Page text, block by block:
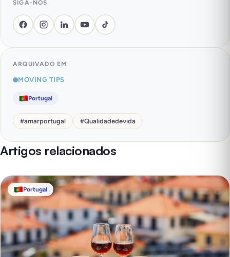
SIGA-NOS
ARQUIVADO EM
MOVING TIPS
Portugal
#amarportugal #Qualidadedevida
Artigos relacionados
Portugal